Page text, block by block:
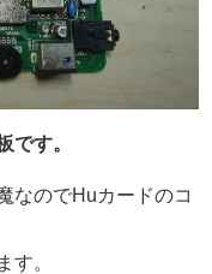
です。
なのでHuカードのコ
す。